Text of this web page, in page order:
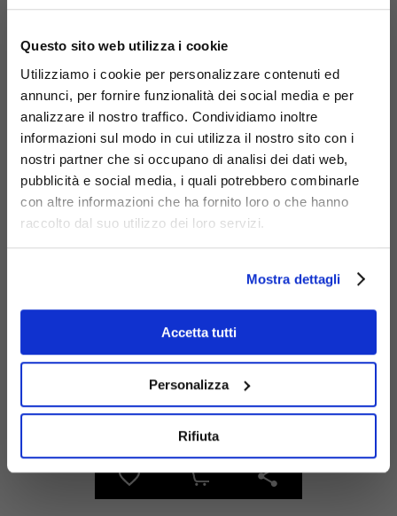
Questo sito web utilizza i cookie
Utilizziamo i cookie per personalizzare contenuti ed
annunci, per fornire funzionalità dei social media e per
analizzare il nostro traffico. Condividiamo inoltre
informazioni sul modo in cui utilizza il nostro sito con i
nostri partner che si occupano di analisi dei dati web,
pubblicità e social media, i quali potrebbero combinarle
con altre informazioni che ha fornito loro o che hanno
raccolto dal suo utilizzo dei loro servizi.
Mostra dettagli
Accetta tutti
Personalizza
Rifiuta
zincato